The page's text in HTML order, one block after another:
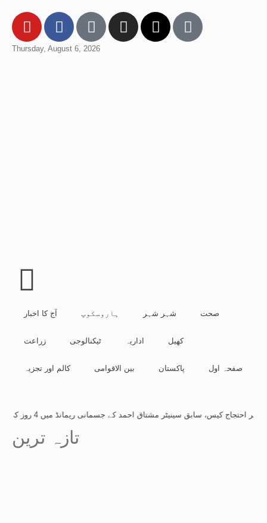
Thursday, August 6, 2026
آج کا اخبار ہاروسکوپ شہر شہر صحت
زراعت ٹیکنالوجی اداریہ کھیل
کالم اور تجزیہ بین الاقوامی پاکستان صفحہ اول
کیس، سابق سینیٹر مشتاق احمد کے جسمانی ریمانڈ میں 4 روز کی توسیع
تازہ ترین